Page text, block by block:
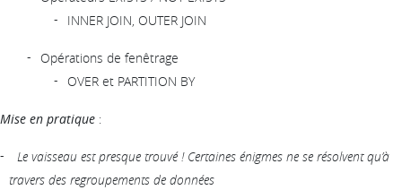
INNER JOIN, OUTER JOIN
Opérations de fenêtrage
OVER et PARTITION BY
Mise en pratique :
Le vaisseau est presque trouvé ! Certaines énigmes ne se résolvent qu’à
travers des regroupements de données